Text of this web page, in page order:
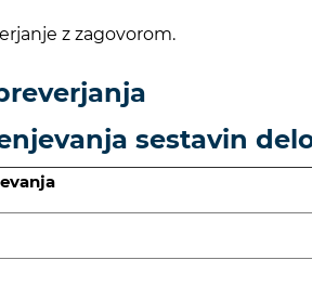
z zagovorom.
sestavin